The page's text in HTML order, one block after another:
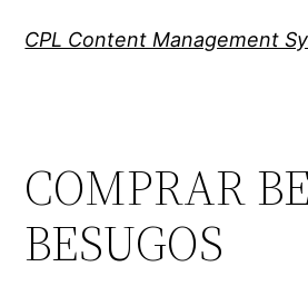
CPL Content Management
COMPRAR
BESUGOS